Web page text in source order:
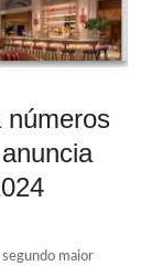
números
maior